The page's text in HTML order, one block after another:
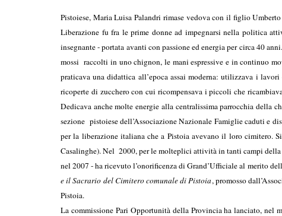
Pistoiese, Maria Luisa Palandri rimase vedova con il figlio
Liberazione fu fra le prime donne ad impegnarsi nella politica
insegnante - portata avanti con passione ed energia per circa 40
mossi raccolti in uno chignon, le mani espressive e in continuo
praticava una didattica all’epoca assai moderna: utilizzava i
ricoperte di zucchero con cui ricompensava i piccoli che
Dedicava anche molte energie alla centralissima parrocchia
sezione pistoiese dell’Associazione Nazionale Famiglie caduti e
per la liberazione italiana che a Pistoia avevano il loro cimitero.
Casalinghe). Nel 2000, per le molteplici attività in tanti campi
nel 2007 - ha ricevuto l’onorificenza di Grand’Ufficiale al merito
e il Sacrario del Cimitero comunale di Pistoia, promosso
Pistoia.
La commissione Pari Opportunità della Provincia ha lanciato,